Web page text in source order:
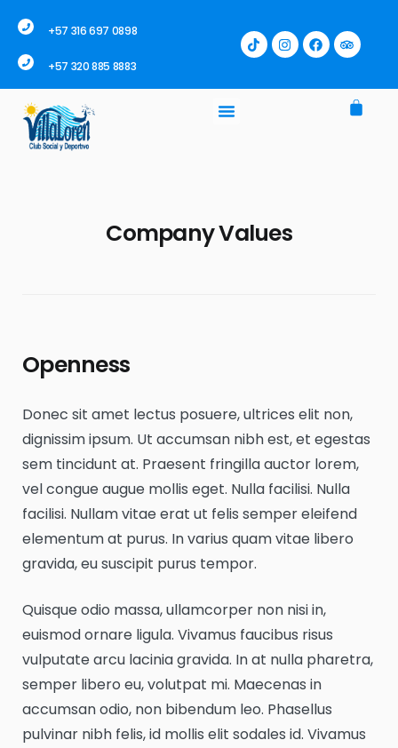
+57 316 697 0898
+57 320 885 8883
Company Values
Openness
Donec sit amet lectus posuere, ultrices elit non,
dignissim ipsum. Ut accumsan nibh est, et egestas
sem tincidunt at. Praesent fringilla auctor lorem,
vel congue augue mollis eget. Nulla facilisi. Nulla
facilisi. Nullam vitae erat ut felis semper eleifend
elementum at purus. In varius quam vitae libero
gravida, eu suscipit purus tempor.
Quisque odio massa, ullamcorper non nisi in,
euismod ornare ligula. Vivamus faucibus risus
vulputate arcu lacinia gravida. In at nulla pharetra,
semper libero eu, volutpat mi. Maecenas in
accumsan odio, non bibendum leo. Phasellus
pulvinar nibh felis, id mollis elit sodales id. Vivamus